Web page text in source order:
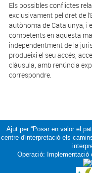
Els possibles conflictes
exclusivament pel dret de
autònoma de Catalunya, i
competents en aquesta
independentment de la
produeixi el seu accés,
clàusula, amb renúncia
correspondre.
Ajut per “Posar en valor el
centre d'interpretació els
Operació: Implementació